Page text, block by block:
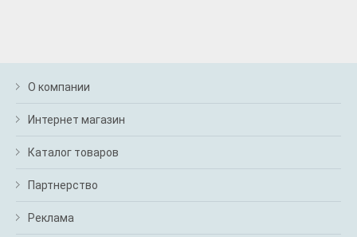
О компании
Интернет магазин
Каталог товаров
Партнерство
Реклама